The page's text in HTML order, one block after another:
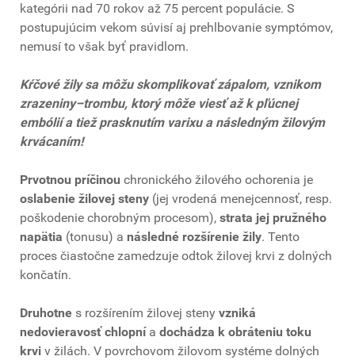
kategórii nad 70 rokov až 75 percent populácie. S
postupujúcim vekom súvisí aj prehlbovanie symptómov,
nemusí to však byť pravidlom.
Kŕčové žily sa môžu skomplikovať zápalom, vznikom
zrazeniny–trombu, ktorý môže viesť až k pľúcnej
embólií a tiež prasknutím varixu a následným žilovým
krvácaním!
Prvotnou príčinou chronického žilového ochorenia je
oslabenie žilovej steny (jej vrodená menejcennosť, resp.
poškodenie chorobným procesom), strata jej pružného
napätia (tonusu) a následné rozšírenie žily. Tento
proces čiastočne zamedzuje odtok žilovej krvi z dolných
končatín.
Druhotne s rozšírením žilovej steny vzniká
nedovieravosť chlopnía dochádza k obráteniu toku
krvi v žilách. V povrchovom žilovom systéme dolných